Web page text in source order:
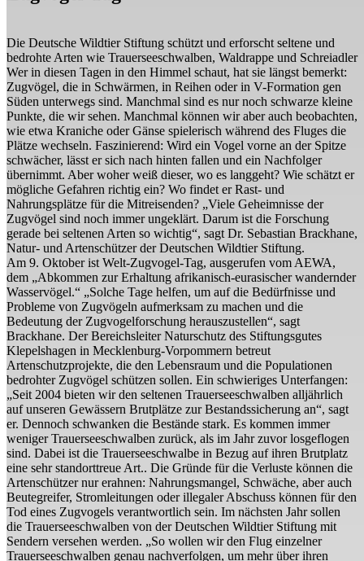
Die Deutsche Wildtier Stiftung schützt und erforscht seltene und
bedrohte Arten wie Trauerseeschwalben, Waldrappe und Schreiadler
Wer in diesen Tagen in den Himmel schaut, hat sie längst bemerkt:
Zugvögel, die in Schwärmen, in Reihen oder in V-Formation gen
Süden unterwegs sind. Manchmal sind es nur noch schwarze kleine
Punkte, die wir sehen. Manchmal können wir aber auch beobachten,
wie etwa Kraniche oder Gänse spielerisch während des Fluges die
Plätze wechseln. Faszinierend: Wird ein Vogel vorne an der Spitze
schwächer, lässt er sich nach hinten fallen und ein Nachfolger
übernimmt. Aber woher weiß dieser, wo es langgeht? Wie schätzt er
mögliche Gefahren richtig ein? Wo findet er Rast- und
Nahrungsplätze für die Mitreisenden? „Viele Geheimnisse der
Zugvögel sind noch immer ungeklärt. Darum ist die Forschung
gerade bei seltenen Arten so wichtig“, sagt Dr. Sebastian Brackhane,
Natur- und Artenschützer der Deutschen Wildtier Stiftung.
Am 9. Oktober ist Welt-Zugvogel-Tag, ausgerufen vom AEWA,
dem „Abkommen zur Erhaltung afrikanisch-eurasischer wandernder
Wasservögel.“ „Solche Tage helfen, um auf die Bedürfnisse und
Probleme von Zugvögeln aufmerksam zu machen und die
Bedeutung der Zugvogelforschung herauszustellen“, sagt
Brackhane. Der Bereichsleiter Naturschutz des Stiftungsgutes
Klepelshagen in Mecklenburg-Vorpommern betreut
Artenschutzprojekte, die den Lebensraum und die Populationen
bedrohter Zugvögel schützen sollen. Ein schwieriges Unterfangen:
„Seit 2004 bieten wir den seltenen Trauerseeschwalben alljährlich
auf unseren Gewässern Brutplätze zur Bestandssicherung an“, sagt
er. Dennoch schwanken die Bestände stark. Es kommen immer
weniger Trauerseeschwalben zurück, als im Jahr zuvor losgeflogen
sind. Dabei ist die Trauerseeschwalbe in Bezug auf ihren Brutplatz
eine sehr standorttreue Art.. Die Gründe für die Verluste können die
Artenschützer nur erahnen: Nahrungsmangel, Schwäche, aber auch
Beutegreifer, Stromleitungen oder illegaler Abschuss können für den
Tod eines Zugvogels verantwortlich sein. Im nächsten Jahr sollen
die Trauerseeschwalben von der Deutschen Wildtier Stiftung mit
Sendern versehen werden. „So wollen wir den Flug einzelner
Trauerseeschwalben genau nachverfolgen, um mehr über ihren